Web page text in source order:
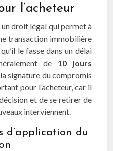
l’acheteur
droit légal qui permet à
transaction immobilière
le fasse dans un délai
de 10 jours
signature du compromis
pour l’acheteur, car il
et de se retirer de
interviennent.
d’application du